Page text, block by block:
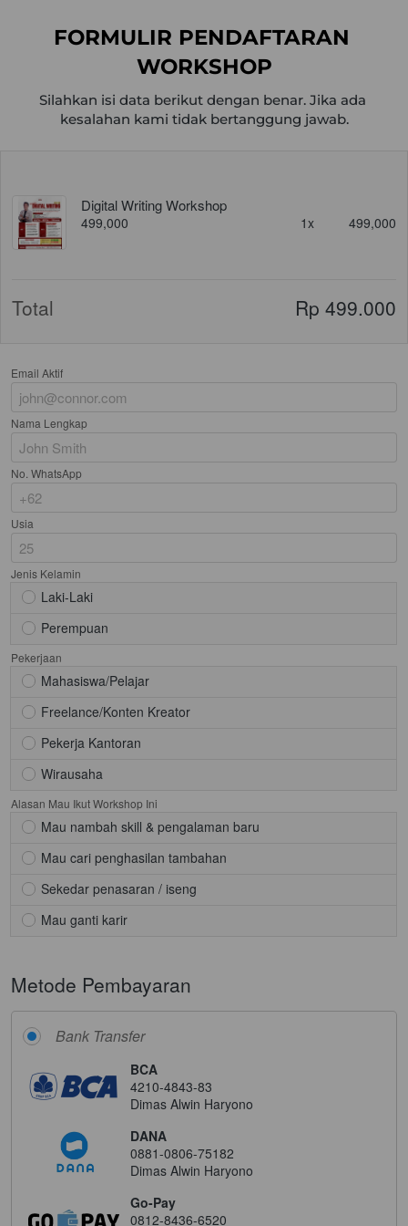
FORMULIR PENDAFTARAN
WORKSHOP
Silahkan isi data berikut dengan benar. Jika ada
kesalahan kami tidak bertanggung jawab.
Email Aktif
Nama Lengkap
No. WhatsApp
Usia
Jenis Kelamin
Laki-Laki
Perempuan
Pekerjaan
Mahasiswa/Pelajar
Freelance/Konten Kreator
Pekerja Kantoran
Wirausaha
Alasan Mau Ikut Workshop Ini
Mau nambah skill & pengalaman baru
Mau cari penghasilan tambahan
Sekedar penasaran / iseng
Mau ganti karir
Metode Pembayaran
Bank Transfer
BCA
4210-4843-83
Dimas Alwin Haryono
DANA
0881-0806-75182
Dimas Alwin Haryono
Go-Pay
0812-8436-6520
Digital Writing Workshop
499,000 1x 499,000
Total Rp 499.000